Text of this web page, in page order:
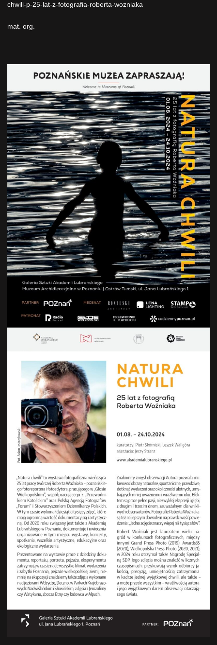
chwili-p-25-lat-z-fotografia-roberta-wozniaka
mat. org.